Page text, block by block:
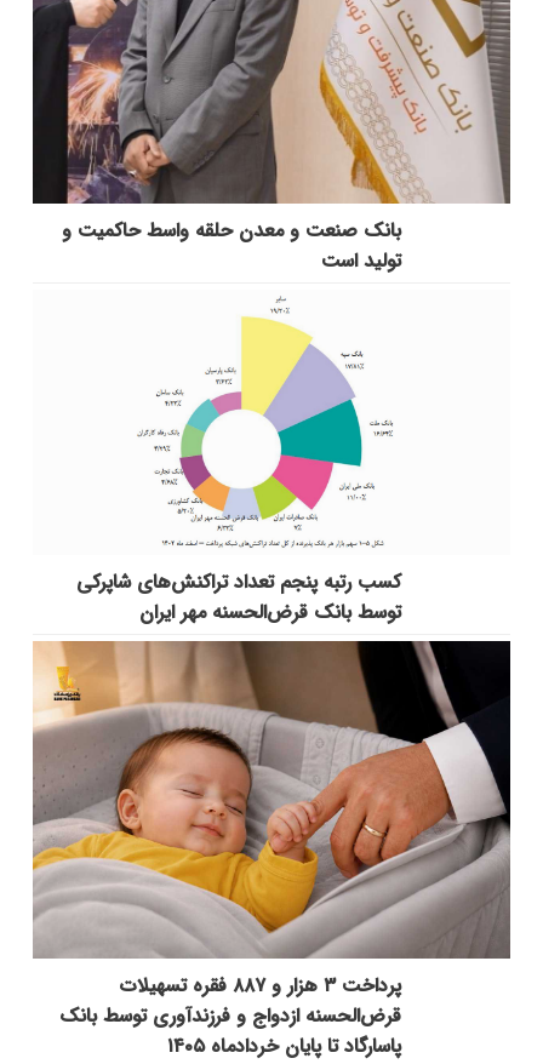
بانك صنعت و معدن حلقه واسط حاكمیت و
تولید است
کسب رتبه پنجم تعداد تراکنش‌های شاپرکی
توسط بانک قرض‌الحسنه مهر ایران
پرداخت ۳ هزار و ۸۸۷ فقره تسهیلات
قرض‌الحسنه ازدواج و فرزندآوری توسط بانک
پاسارگاد تا پایان خردادماه ۱۴۰۵